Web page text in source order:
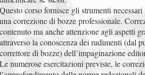
Questo corso fornisce gli strumenti
una correzione di bozze professionale.
contenuto ma anche attenzione agli aspetti
attraverso la conoscenza dei rudimenti (dal
correttore di bozze) dell’impaginazione
Le numerose esercitazioni previste, le